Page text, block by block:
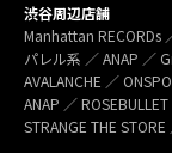
渋谷周辺店舗
Manhattan RECORDs
パレル系 ／ ANAP ／
AVALANCHE ／
ANAP ／
STRANGE THE